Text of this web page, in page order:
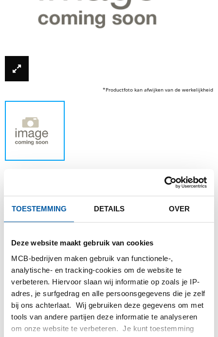
TOESTEMMING DETAILS OVER
Deze website maakt gebruik van cookies
MCB-bedrijven maken gebruik van functionele-,
analytische- en tracking-cookies om de website te
verbeteren. Hiervoor slaan wij informatie op zoals je IP-
adres, je surfgedrag en alle persoonsgegevens die je zelf
bij ons achterlaat. Wij gebruiken deze gegevens om met
tools van andere partijen deze informatie te analyseren
om onze website te verbeteren. Je kunt toestemming
*Productfoto kan afwijken van de werkelijkheid
Dit product kan niet online besteld worden,
Bestel met uw eigen artikelnummers
Calculeren met actuele Testas-prijzen
Volg uw order via Track&Trace